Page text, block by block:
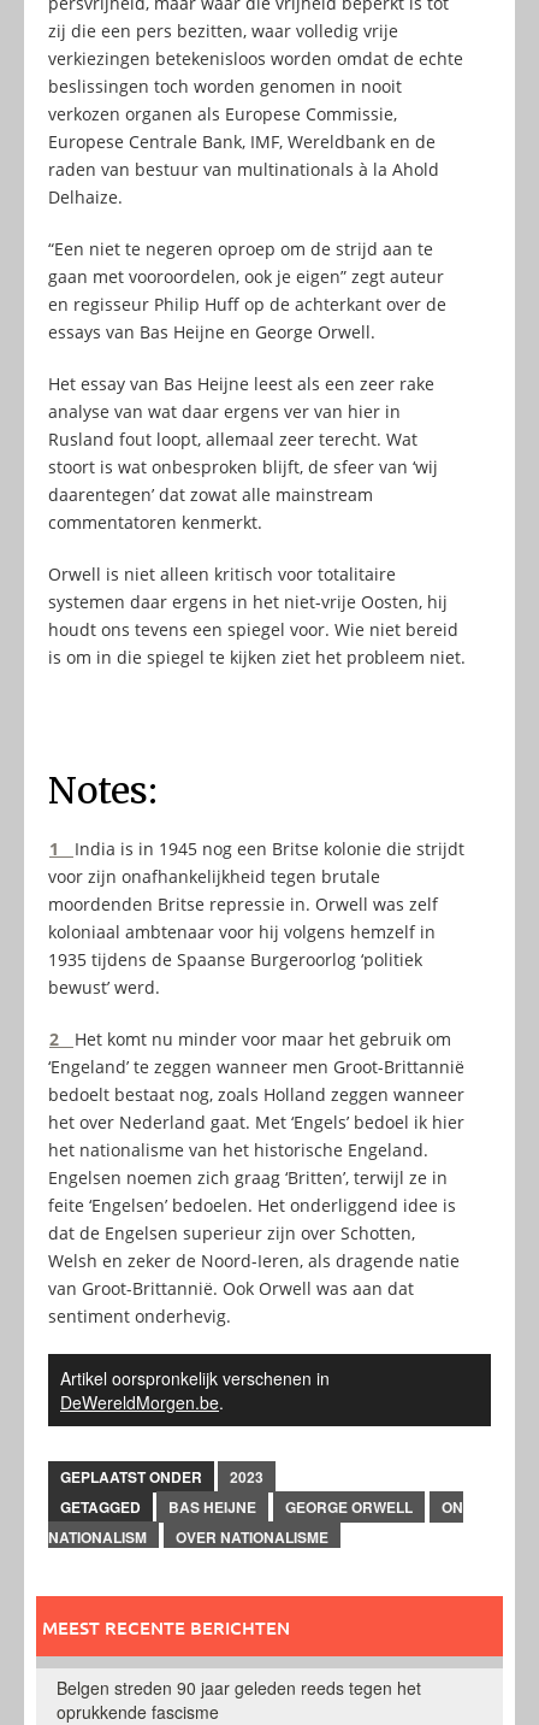
zij die een pers bezitten, waar volledig vrije
verkiezingen betekenisloos worden omdat de echte
beslissingen toch worden genomen in nooit
verkozen organen als Europese Commissie,
Europese Centrale Bank, IMF, Wereldbank en de
raden van bestuur van multinationals à la Ahold
Delhaize.
“Een niet te negeren oproep om de strijd aan te
gaan met vooroordelen, ook je eigen” zegt auteur
en regisseur Philip Huff op de achterkant over de
essays van Bas Heijne en George Orwell.
Het essay van Bas Heijne leest als een zeer rake
analyse van wat daar ergens ver van hier in
Rusland fout loopt, allemaal zeer terecht. Wat
stoort is wat onbesproken blijft, de sfeer van ‘wij
daarentegen’ dat zowat alle mainstream
commentatoren kenmerkt.
Orwell is niet alleen kritisch voor totalitaire
systemen daar ergens in het niet-vrije Oosten, hij
houdt ons tevens een spiegel voor. Wie niet bereid
is om in die spiegel te kijken ziet het probleem niet.
Notes:
1
India is in 1945 nog een Britse kolonie die strijdt
voor zijn onafhankelijkheid tegen brutale
moordenden Britse repressie in. Orwell was zelf
koloniaal ambtenaar voor hij volgens hemzelf in
1935 tijdens de Spaanse Burgeroorlog ‘politiek
bewust’ werd.
2
Het komt nu minder voor maar het gebruik om
‘Engeland’ te zeggen wanneer men Groot-Brittannië
bedoelt bestaat nog, zoals Holland zeggen wanneer
het over Nederland gaat. Met ‘Engels’ bedoel ik hier
het nationalisme van het historische Engeland.
Engelsen noemen zich graag ‘Britten’, terwijl ze in
feite ‘Engelsen’ bedoelen. Het onderliggend idee is
dat de Engelsen superieur zijn over Schotten,
Welsh en zeker de Noord-Ieren, als dragende natie
van Groot-Brittannië. Ook Orwell was aan dat
sentiment onderhevig.
Artikel oorspronkelijk verschenen in
DeWereldMorgen.be.
GEPLAATST ONDER
2023
GETAGGED
BAS HEIJNE GEORGE ORWELL
ON
NATIONALISM
OVER NATIONALISME
MEEST RECENTE BERICHTEN
Belgen streden 90 jaar geleden reeds tegen het
oprukkende fascisme